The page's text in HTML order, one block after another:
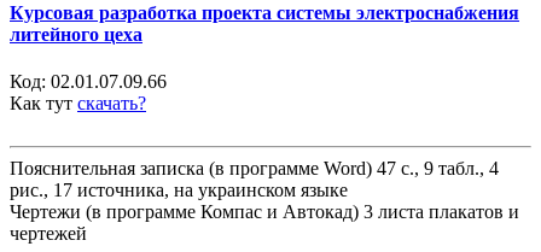
Курсовая разработка проекта системы электроснабжения
литейного цеха
Код: 02.01.07.09.66
Как тут скачать?
Пояснительная записка (в программе Word) 47 с., 9 табл., 4
рис., 17 источника, на украинском языке
Чертежи (в программе Компас и Автокад) 3 листа плакатов и
чертежей